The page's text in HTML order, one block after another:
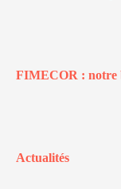
FIMECOR : notre
Actualités